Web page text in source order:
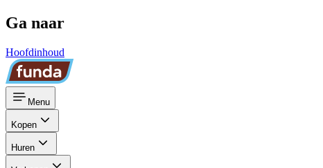
Ga naar
Hoofdinhoud
Menu
Kopen
Huren